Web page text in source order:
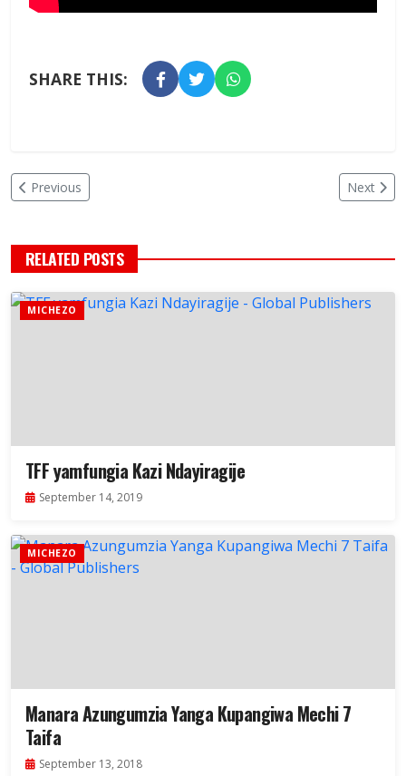
SHARE THIS:
Previous Next
RELATED POSTS
MICHEZO
TFF yamfungia Kazi Ndayiragije
September 14, 2019
MICHEZO
Manara Azungumzia Yanga Kupangiwa Mechi 7
Taifa
September 13, 2018